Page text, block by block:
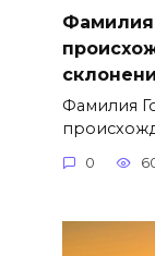
Фамилия
Фамилия
0